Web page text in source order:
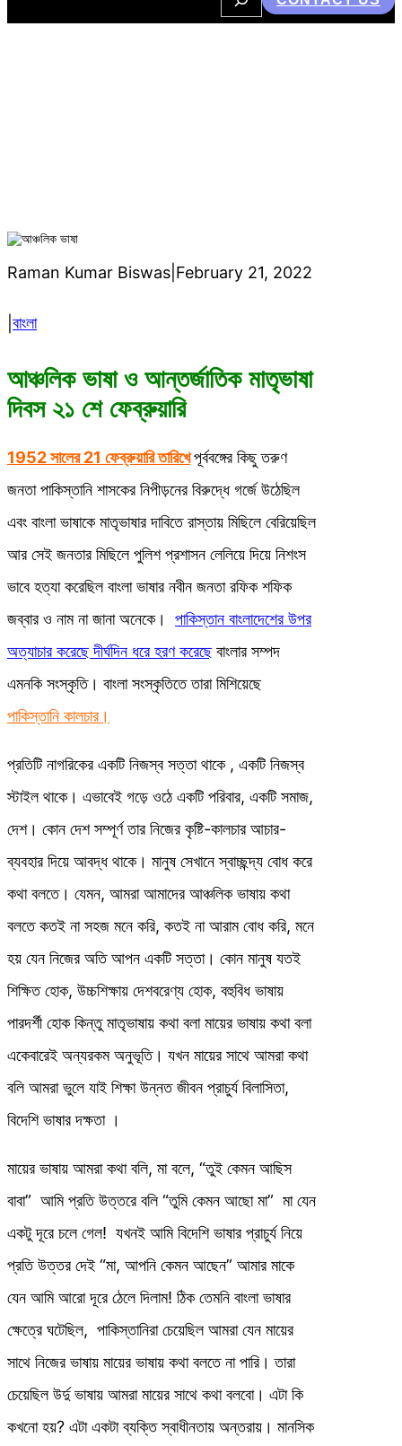
a
Raman Kumar Biswas February 21, 2022
বাংলা
আঞ্চলিক ভাষা ও আন্তর্জাতিক মাতৃভাষা
দিবস ২১ শে ফেব্রুয়ারি
1952 সালের 21 ফেব্রুয়ারি তারিখেপূর্ববঙ্গের কিছু তরুণ
জনতা পাকিস্তানি শাসকের নিপীড়নের বিরুদ্ধে গর্জে উঠেছিল
এবং বাংলা ভাষাকে মাতৃভাষার দাবিতে রাস্তায় মিছিলে বেরিয়েছিল
আর সেই জনতার মিছিলে পুলিশ প্রশাসন লেলিয়ে দিয়ে নিশংস
ভাবে হত্যা করেছিল বাংলা ভাষার নবীন জনতা রফিক শফিক
জব্বার ও নাম না জানা অনেকে। পাকিস্তান বাংলাদেশের উপর
অত্যাচার করেছে দীর্ঘদিন ধরে হরণ করেছেবাংলার সম্পদ
এমনকি সংস্কৃতি। বাংলা সংস্কৃতিতে তারা মিশিয়েছে
পাকিস্তানি কালচার।
প্রতিটি নাগরিকের একটি নিজস্ব সত্তা থাকে , একটি নিজস্ব
স্টাইল থাকে। এভাবেই গড়ে ওঠে একটি পরিবার, একটি সমাজ,
দেশ। কোন দেশ সম্পূর্ণ তার নিজের কৃষ্টি-কালচার আচার-
ব্যবহার দিয়ে আবদ্ধ থাকে। মানুষ সেখানে স্বাচ্ছন্দ্য বোধ করে
কথা বলতে। যেমন, আমরা আমাদের আঞ্চলিক ভাষায় কথা
বলতে কতই না সহজ মনে করি, কতই না আরাম বোধ করি, মনে
হয় যেন নিজের অতি আপন একটি সত্তা। কোন মানুষ যতই
শিক্ষিত হোক, উচ্চশিক্ষায় দেশবরেণ্য হোক, বহুবিধ ভাষায়
পারদর্শী হোক কিন্তু মাতৃভাষায় কথা বলা মায়ের ভাষায় কথা বলা
একেবারেই অন্যরকম অনুভূতি। যখন মায়ের সাথে আমরা কথা
বলি আমরা ভুলে যাই শিক্ষা উন্নত জীবন প্রাচুর্য বিলাসিতা,
বিদেশি ভাষার দক্ষতা ।
মায়ের ভাষায় আমরা কথা বলি, মা বলে, “তুই কেমন আছিস
বাবা” আমি প্রতি উত্তরে বলি “তুমি কেমন আছো মা” মা যেন
একটু দূরে চলে গেল! যখনই আমি বিদেশি ভাষার প্রাচুর্য নিয়ে
প্রতি উত্তর দেই “মা, আপনি কেমন আছেন” আমার মাকে
যেন আমি আরো দূরে ঠেলে দিলাম! ঠিক তেমনি বাংলা ভাষার
ক্ষেত্রে ঘটেছিল, পাকিস্তানিরা চেয়েছিল আমরা যেন মায়ের
সাথে নিজের ভাষায় মায়ের ভাষায় কথা বলতে না পারি। তারা
চেয়েছিল উর্দু ভাষায় আমরা মায়ের সাথে কথা বলবো। এটা কি
কখনো হয়? এটা একটা ব্যক্তি স্বাধীনতায় অন্তরায়। মানসিক